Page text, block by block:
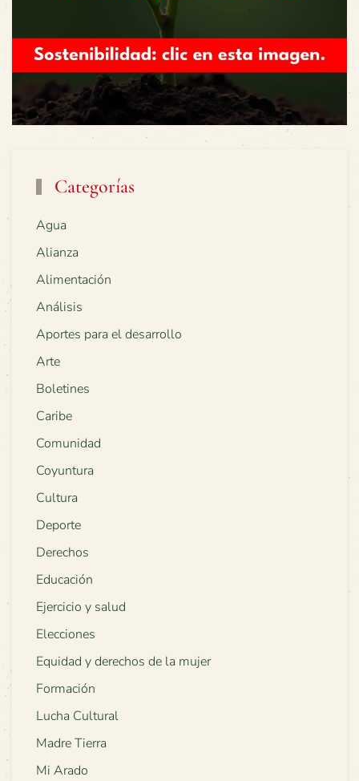
Categorías
Agua
Alianza
Alimentación
Análisis
Aportes para el desarrollo
Arte
Boletines
Caribe
Comunidad
Coyuntura
Cultura
Deporte
Derechos
Educación
Ejercicio y salud
Elecciones
Equidad y derechos de la mujer
Formación
Lucha Cultural
Madre Tierra
Mi Arado